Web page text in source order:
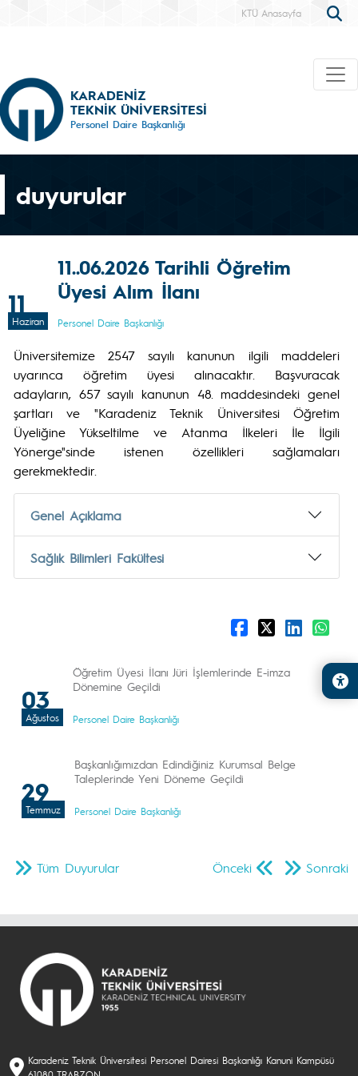
KTÜ Anasayfa
KARADENİZ
TEKNİK ÜNİVERSİTESİ
Personel Daire Başkanlığı
duyurular
11
Haziran
11..06.2026 Tarihli Öğretim
Üyesi Alım İlanı
Personel Daire Başkanlığı
Üniversitemize 2547 sayılı kanunun ilgili maddeleri
uyarınca öğretim üyesi alınacaktır. Başvuracak
adayların, 657 sayılı kanunun 48. maddesindeki genel
şartları ve "Karadeniz Teknik Üniversitesi Öğretim
Üyeliğine Yükseltilme ve Atanma İlkeleri İle İlgili
Yönerge"sinde istenen özellikleri sağlamaları
gerekmektedir.
Genel Açıklama
Sağlık Bilimleri Fakültesi
03
Ağustos
Öğretim Üyesi İlanı Jüri İşlemlerinde E-imza
Dönemine Geçildi
Personel Daire Başkanlığı
29
Temmuz
Başkanlığımızdan Edindiğiniz Kurumsal Belge
Taleplerinde Yeni Döneme Geçildi
Personel Daire Başkanlığı
Önceki Sonraki
Tüm Duyurular
Karadeniz Teknik Üniversitesi Personel Dairesi Başkanlığı Kanuni Kampüsü